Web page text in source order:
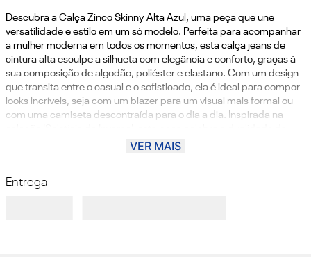
Descubra a Calça Zinco Skinny Alta Azul, uma peça que une
versatilidade e estilo em um só modelo. Perfeita para acompanhar
a mulher moderna em todos os momentos, esta calça jeans de
cintura alta esculpe a silhueta com elegância e conforto, graças à
sua composição de algodão, poliéster e elastano. Com um design
que transita entre o casual e o sofisticado, ela é ideal para compor
looks incríveis, seja com um blazer para um visual mais formal ou
com uma camiseta descontraída para o dia a dia. Inspirada na
estação, combinando estampas clássicas com uma paleta de tons
essência feminina. Aposte nesta calça e sinta-se confiante e
VER MAIS
Entrega